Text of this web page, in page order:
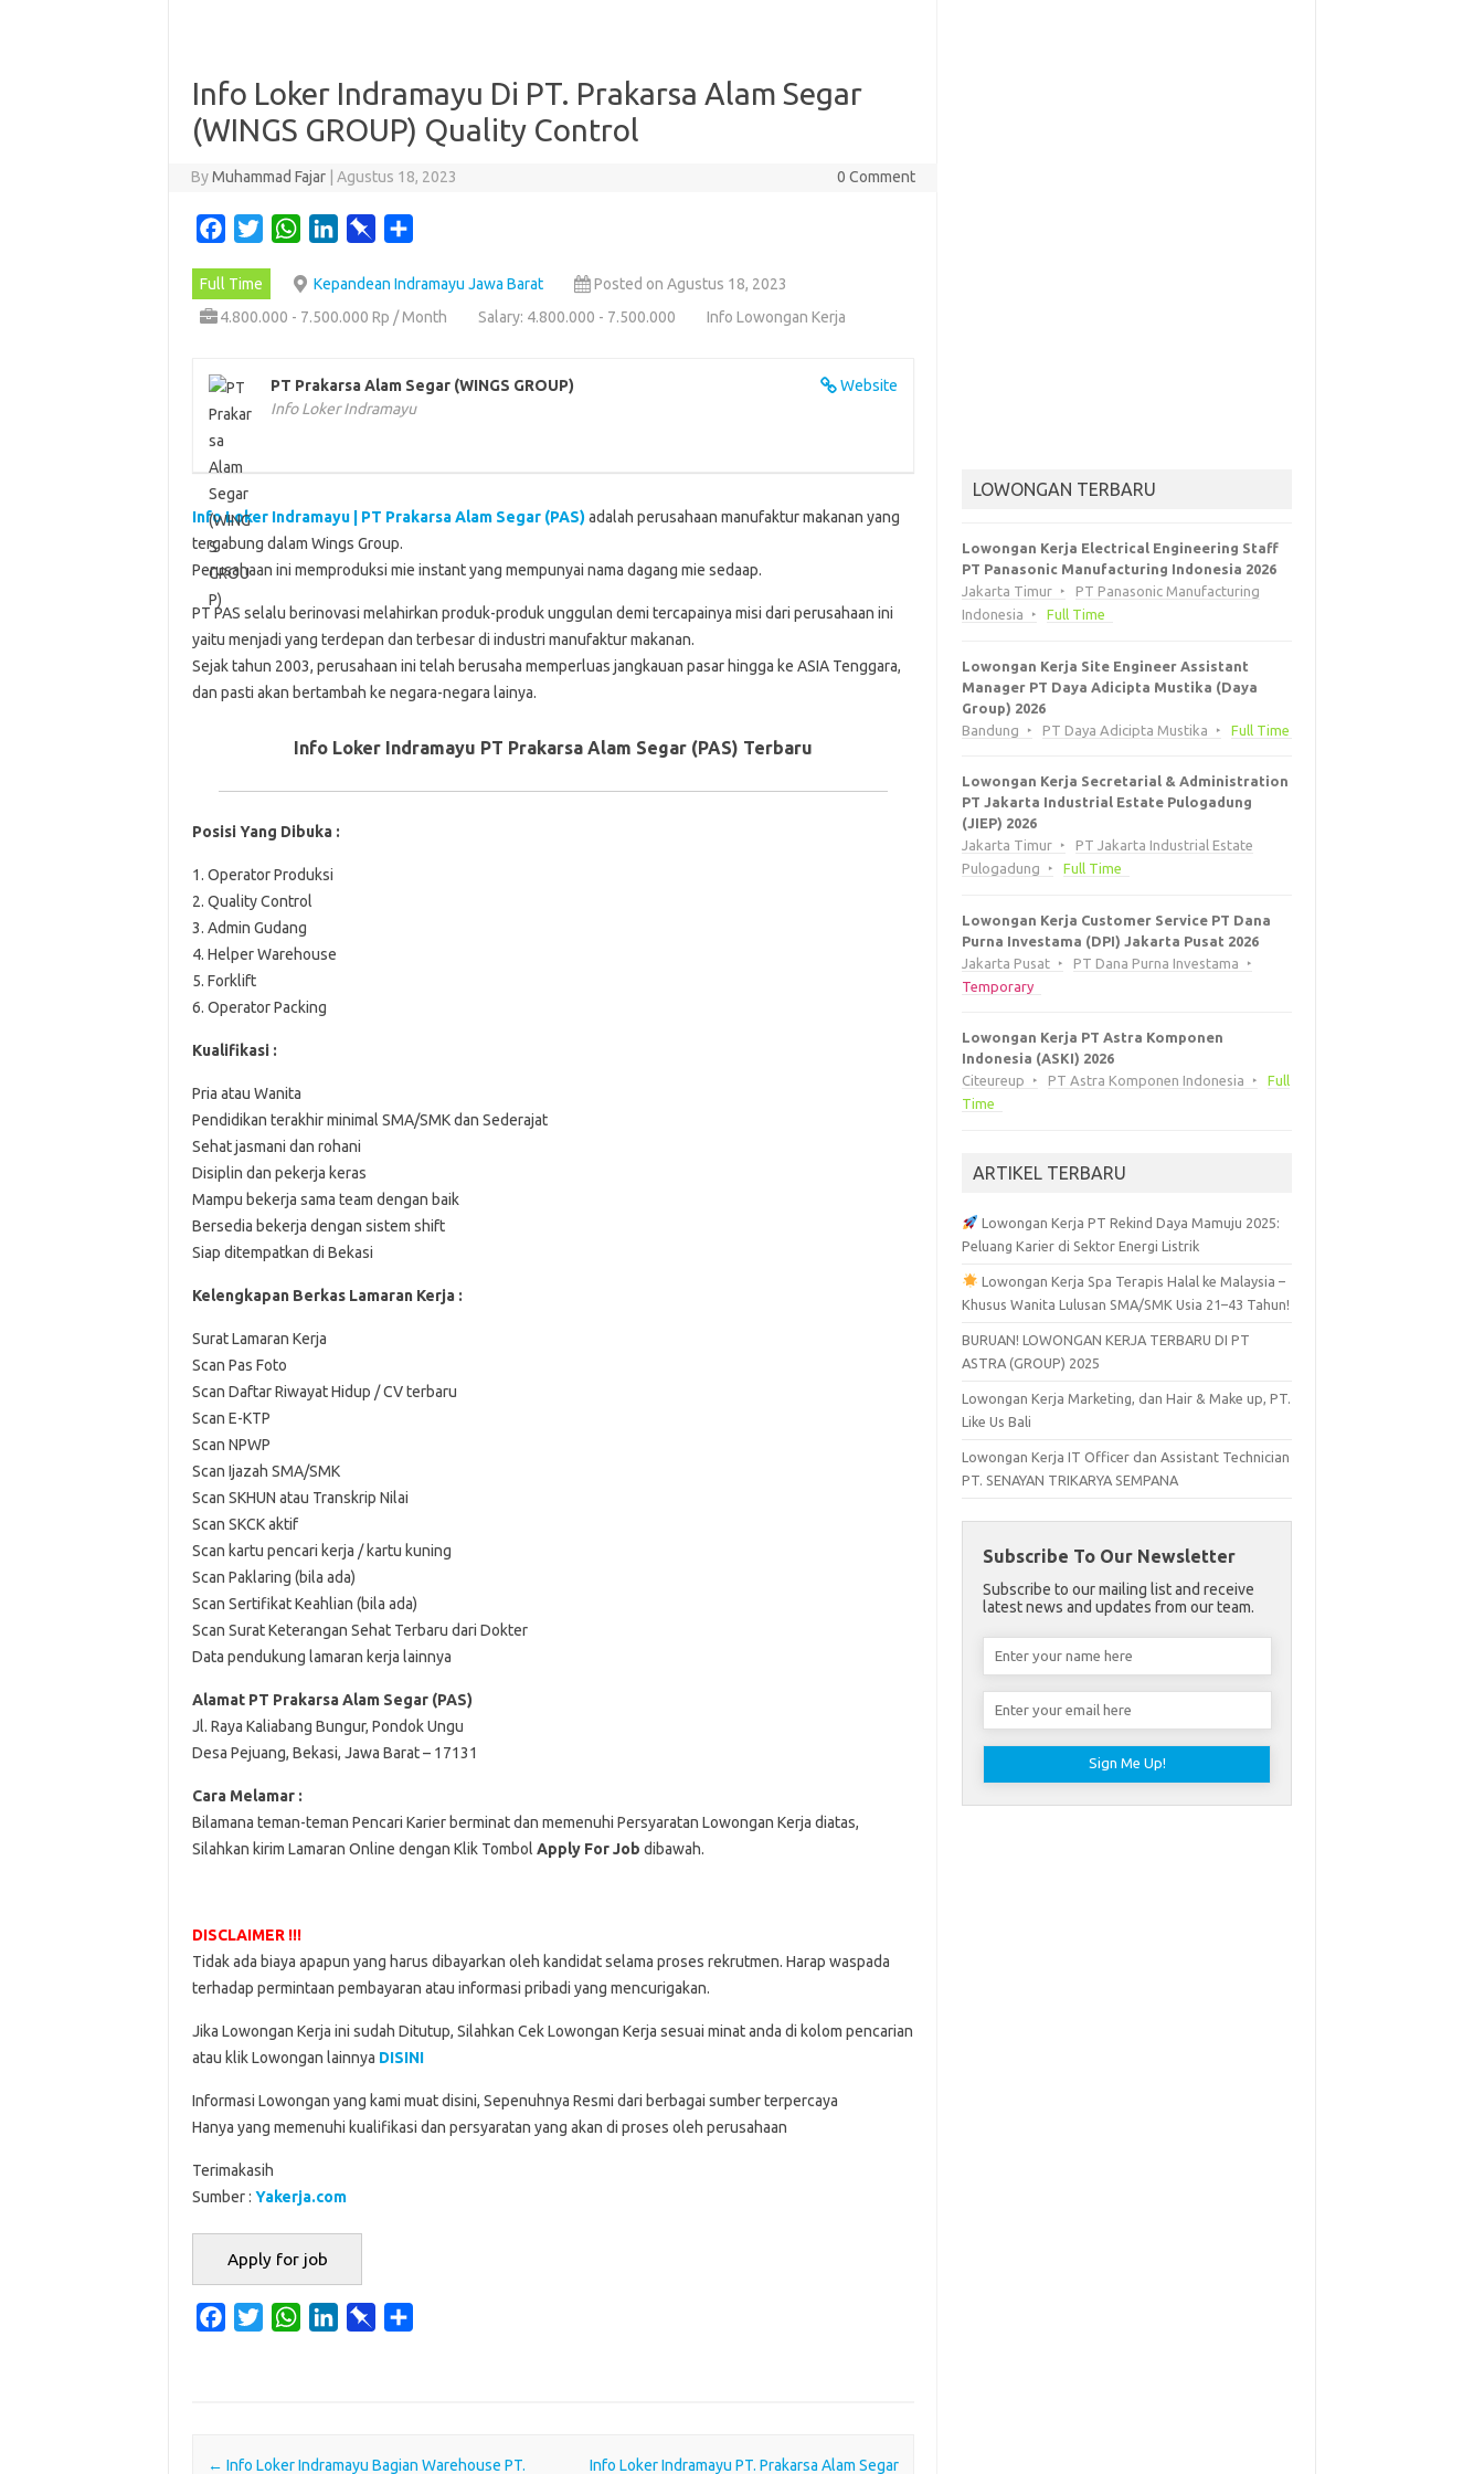
Info Loker Indramayu Di PT. Prakarsa Alam Segar
(WINGS GROUP) Quality Control
ByMuhammad Fajar Agustus 18, 2023 0 Comment
c
e
t
W
a
t
p
n
k
I
n
b
r
a
r
Full Time Kepandean Indramayu Jawa Barat
Posted on Agustus 18, 2023
4.800.000 - 7.500.000 Rp / Month
Salary: 4.800.000 - 7.500.000 Info Lowongan Kerja
Website
PT Prakarsa Alam Segar (WINGS GROUP)
Info Loker Indramayu
Info Loker Indramayu | PT Prakarsa Alam Segar (PAS)adalah perusahaan manufaktur makanan yang
tergabung dalam Wings Group.
Perusahaan ini memproduksi mie instant yang mempunyai nama dagang mie sedaap.
PT PAS selalu berinovasi melahirkan produk-produk unggulan demi tercapainya misi dari perusahaan ini
yaitu menjadi yang terdepan dan terbesar di industri manufaktur makanan.
Sejak tahun 2003, perusahaan ini telah berusaha memperluas jangkauan pasar hingga ke ASIA Tenggara,
dan pasti akan bertambah ke negara-negara lainya.
Info Loker Indramayu PT Prakarsa Alam Segar (PAS) Terbaru
Posisi Yang Dibuka :
1. Operator Produksi
2. Quality Control
3. Admin Gudang
4. Helper Warehouse
5. Forklift
6. Operator Packing
Kualifikasi :
Pria atau Wanita
Pendidikan terakhir minimal SMA/SMK dan Sederajat
Sehat jasmani dan rohani
Disiplin dan pekerja keras
Mampu bekerja sama team dengan baik
Bersedia bekerja dengan sistem shift
Siap ditempatkan di Bekasi
Kelengkapan Berkas Lamaran Kerja :
Surat Lamaran Kerja
Scan Pas Foto
Scan Daftar Riwayat Hidup / CV terbaru
Scan E-KTP
Scan NPWP
Scan Ijazah SMA/SMK
Scan SKHUN atau Transkrip Nilai
Scan SKCK aktif
Scan kartu pencari kerja / kartu kuning
Scan Paklaring (bila ada)
Scan Sertifikat Keahlian (bila ada)
Scan Surat Keterangan Sehat Terbaru dari Dokter
Data pendukung lamaran kerja lainnya
Alamat PT Prakarsa Alam Segar (PAS)
Jl. Raya Kaliabang Bungur, Pondok Ungu
Desa Pejuang, Bekasi, Jawa Barat – 17131
Cara Melamar :
Bilamana teman-teman Pencari Karier berminat dan memenuhi Persyaratan Lowongan Kerja diatas,
Silahkan kirim Lamaran Online dengan Klik Tombol Apply For Job dibawah.
DISCLAIMER !!!
Tidak ada biaya apapun yang harus dibayarkan oleh kandidat selama proses rekrutmen. Harap waspada
terhadap permintaan pembayaran atau informasi pribadi yang mencurigakan.
Jika Lowongan Kerja ini sudah Ditutup, Silahkan Cek Lowongan Kerja sesuai minat anda di kolom pencarian
atau klik Lowongan lainnya DISINI
Informasi Lowongan yang kami muat disini, Sepenuhnya Resmi dari berbagai sumber terpercaya
Hanya yang memenuhi kualifikasi dan persyaratan yang akan di proses oleh perusahaan
Terimakasih
Sumber : Yakerja.com
o
e
W
A
d
a
Post navigation
← Info Loker Indramayu Bagian Warehouse PT. Info Loker Indramayu PT. Prakarsa Alam Segar
LOWONGAN TERBARU
Lowongan Kerja Electrical Engineering Staff
PT Panasonic Manufacturing Indonesia 2026
Jakarta Timur
PT Panasonic Manufacturing
Indonesia
Full Time
Lowongan Kerja Site Engineer Assistant
Manager PT Daya Adicipta Mustika (Daya
Group) 2026
Bandung
PT Daya Adicipta Mustika Full Time
Lowongan Kerja Secretarial & Administration
PT Jakarta Industrial Estate Pulogadung
(JIEP) 2026
Jakarta Timur
PT Jakarta Industrial Estate
Pulogadung
Full Time
Lowongan Kerja Customer Service PT Dana
Purna Investama (DPI) Jakarta Pusat 2026
Jakarta Pusat
PT Dana Purna Investama
Temporary
Lowongan Kerja PT Astra Komponen
Indonesia (ASKI) 2026
Citeureup
PT Astra Komponen Indonesia
Full
Time
ARTIKEL TERBARU
Lowongan Kerja PT Rekind Daya Mamuju 2025:
Peluang Karier di Sektor Energi Listrik
Lowongan Kerja Spa Terapis Halal ke Malaysia –
Khusus Wanita Lulusan SMA/SMK Usia 21–43 Tahun!
BURUAN! LOWONGAN KERJA TERBARU DI PT
ASTRA (GROUP) 2025
Lowongan Kerja Marketing, dan Hair & Make up, PT.
Like Us Bali
Lowongan Kerja IT Officer dan Assistant Technician
PT. SENAYAN TRIKARYA SEMPANA
Subscribe To Our Newsletter
Subscribe to our mailing list and receive
latest news and updates from our team.